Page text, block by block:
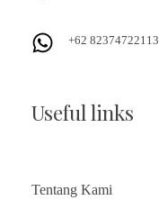
+62 82374722113
Useful links
Tentang Kami